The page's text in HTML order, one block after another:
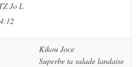
Jo L
Kikou Joce
Superbe ta salade landaise